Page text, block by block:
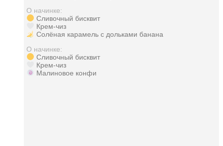
О начинке:
Сливочный бисквит
Крем-чиз
Солёная карамель с дольками банана
О начинке:
Сливочный бисквит
Крем-чиз
Малиновое конфи